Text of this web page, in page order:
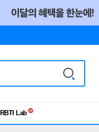
독서유형검사